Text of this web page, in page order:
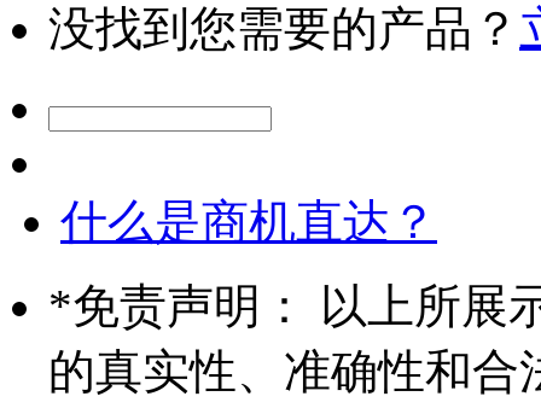
没找到您需要的产品？
什么是商机直达？
*免责声明： 以上所展
的真实性、准确性和合